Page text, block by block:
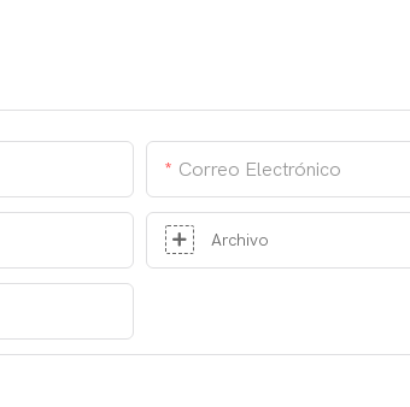
Correo Electrónico
Archivo